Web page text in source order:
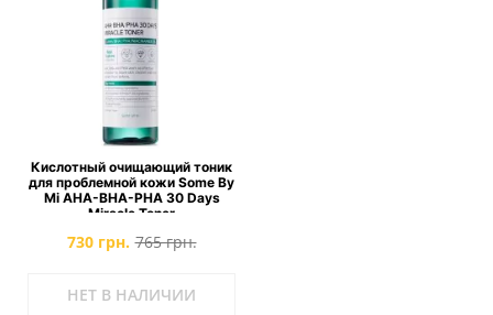
Кислотный очищающий тоник
для проблемной кожи Some By
Mi AHA-BHA-PHA 30 Days
Miracle Toner
730 грн. 765 грн.
НЕТ В НАЛИЧИИ